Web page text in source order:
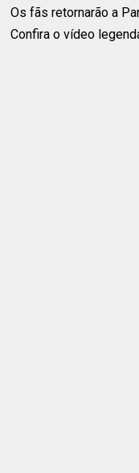
Os fãs retornarão a
Confira o vídeo